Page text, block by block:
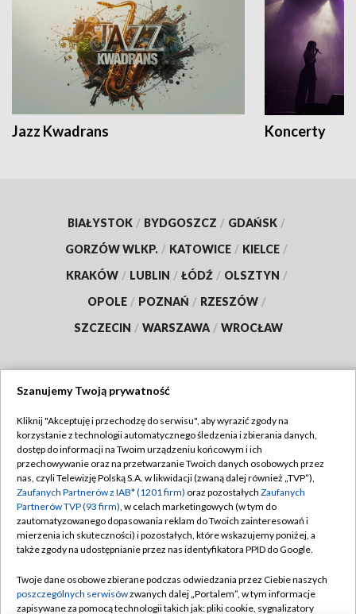
Jazz Kwadrans Koncerty
BIAŁYSTOK / BYDGOSZCZ / GDAŃSK /
GORZÓW WLKP. / KATOWICE / KIELCE /
KRAKÓW / LUBLIN / ŁÓDŹ / OLSZTYN /
OPOLE / POZNAŃ / RZESZÓW /
SZCZECIN / WARSZAWA / WROCŁAW
TVP
Abonament TVP
Emisja w TVP
Centrum informacji TVP
Naziemna Telewizja Cyfrowa
Rada Programowa
Regulamin TVP
Polityka prywatności
Moje zgody
Pomoc
Kontakt
Szanujemy Twoją prywatność
Kliknij "Akceptuję i przechodzę do serwisu", aby wyrazić zgody na
korzystanie z technologii automatycznego śledzenia i zbierania danych,
dostęp do informacji na Twoim urządzeniu końcowym i ich
przechowywanie oraz na przetwarzanie Twoich danych osobowych przez
nas, czyli Telewizję Polską S.A. w likwidacji (zwaną dalej również „TVP”),
Zaufanych Partnerów z IAB* (1201 firm) oraz pozostałych Zaufanych
Partnerów TVP (93 firm), w celach marketingowych (w tym do
zautomatyzowanego dopasowania reklam do Twoich zainteresowań i
mierzenia ich skuteczności) i pozostałych, które wskazujemy poniżej, a
także zgody na udostępnianie przez nas identyfikatora PPID do Google.
Twoje dane osobowe zbierane podczas odwiedzania przez Ciebie naszych
poszczególnych serwisówzwanych dalej „Portalem”, w tym informacje
zapisywane za pomocą technologii takich jak: pliki cookie, sygnalizatory